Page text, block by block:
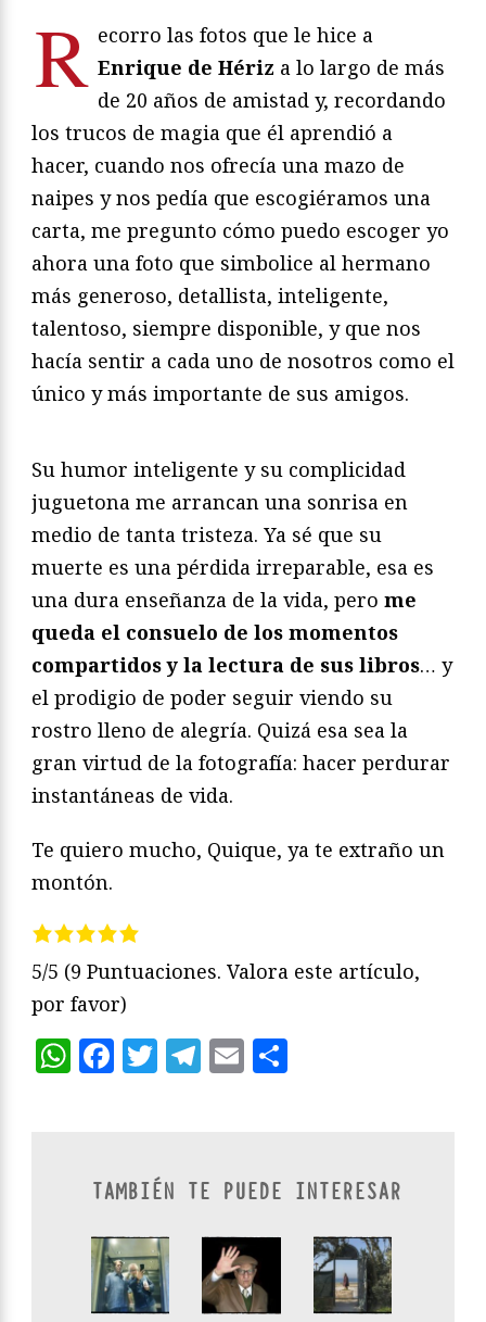
R ecorro las fotos que le hice a
Enrique de Hériz a lo largo de más
de 20 años de amistad y, recordando
los trucos de magia que él aprendió a
hacer, cuando nos ofrecía una mazo de
naipes y nos pedía que escogiéramos una
carta, me pregunto cómo puedo escoger yo
ahora una foto que simbolice al hermano
más generoso, detallista, inteligente,
talentoso, siempre disponible, y que nos
hacía sentir a cada uno de nosotros como el
único y más importante de sus amigos.
Su humor inteligente y su complicidad
juguetona me arrancan una sonrisa en
medio de tanta tristeza. Ya sé que su
muerte es una pérdida irreparable, esa es
una dura enseñanza de la vida, pero me
queda el consuelo de los momentos
compartidos y la lectura de sus libros… y
el prodigio de poder seguir viendo su
rostro lleno de alegría. Quizá esa sea la
gran virtud de la fotografía: hacer perdurar
instantáneas de vida.
Te quiero mucho, Quique, ya te extraño un
montón.
5/5 (9 Puntuaciones. Valora este artículo,
por favor)
WhatsApp
Facebook
Twitter
Telegram
Email
TAMBIÉN TE PUEDE INTERESAR